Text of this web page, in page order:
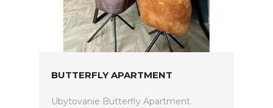
BUTTERFLY APARTMENT
Ubytovanie Butterfly Apartment.